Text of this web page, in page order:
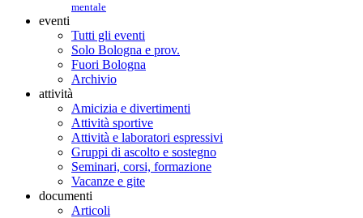
mentale
eventi
Tutti gli eventi
Solo Bologna e prov.
Fuori Bologna
Archivio
attività
Amicizia e divertimenti
Attività sportive
Attività e laboratori espressivi
Gruppi di ascolto e sostegno
Seminari, corsi, formazione
Vacanze e gite
documenti
Articoli